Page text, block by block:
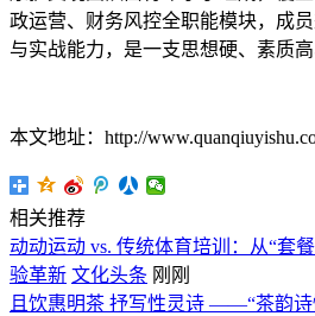
政运营、财务风控全职能模块，成
与实战能力，是一支思想硬、素质
本文地址：http://
相关推荐
动动运动 vs. 传统体育培训：从“套
验革新 文化头条 刚刚
且饮惠明茶 抒写性灵诗 ——“茶韵诗